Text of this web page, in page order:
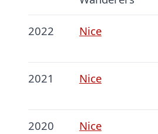
2022 Nice
2021 Nice
2020 Nice